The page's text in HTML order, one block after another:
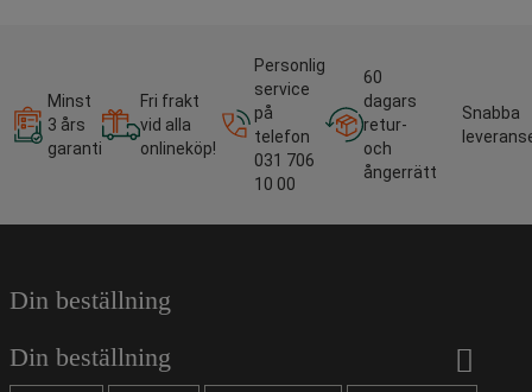
Minst
3 års
garanti
Fri frakt
vid alla
onlineköp!
Personlig
service
på
telefon
031 706
10 00
60
dagars
retur-
och
ångerrätt
Snabba
Din beställning
Din beställning